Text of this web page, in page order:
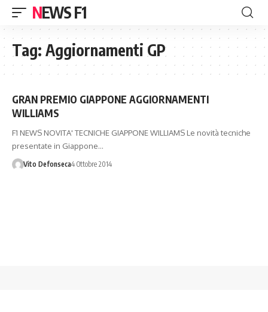
NEWS F1
Tag: Aggiornamenti GP
GRAN PREMIO GIAPPONE AGGIORNAMENTI
WILLIAMS
F1 NEWS NOVITA' TECNICHE GIAPPONE WILLIAMS Le novità tecniche
presentate in Giappone…
Vito Defonseca4 Ottobre 2014